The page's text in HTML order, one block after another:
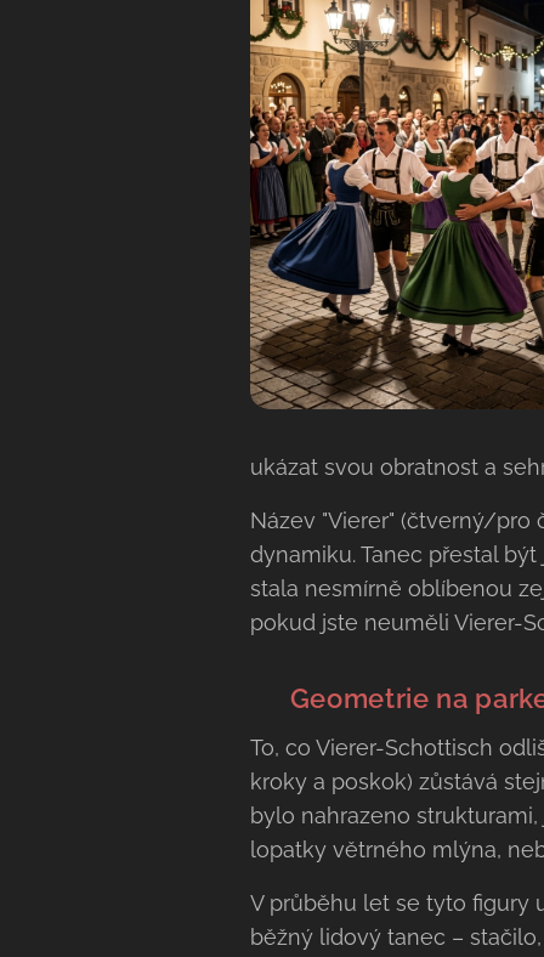
ukázat svou obratnost a
Název "Vierer" (čtverný/pro
dynamiku. Tanec přestal
stala nesmírně oblíbenou
pokud jste neuměli Vierer-
📐 Geometrie na
To, co Vierer-Schottisch
kroky a poskok) zůstává
bylo nahrazeno
lopatky větrného mlýna,
V průběhu let se tyto figury
běžný lidový tanec –